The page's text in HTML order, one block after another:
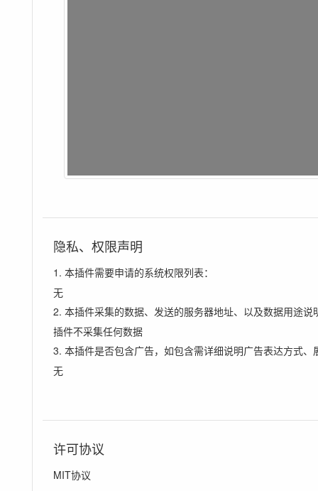
隐私、权限声明
1. 本插件需要申请的系统权限列表：
无
2. 本插件采集的数据、发送的服务器地址、以及数据用途说
插件不采集任何数据
3. 本插件是否包含广告，如包含需详细说明广告表达方式、
无
许可协议
MIT协议